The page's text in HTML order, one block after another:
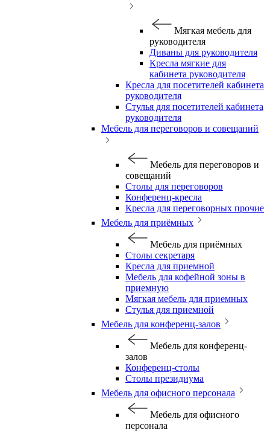
Мягкая мебель для
руководителя
Диваны для руководителя
Кресла мягкие для
кабинета руководителя
Кресла для посетителей кабинета
руководителя
Стулья для посетителей кабинета
руководителя
Мебель для переговоров и совещаний
Мебель для переговоров и
совещаний
Столы для переговоров
Конференц-кресла
Кресла для переговорных прочие
Мебель для приёмных
Мебель для приёмных
Столы секретаря
Кресла для приемной
Мебель для кофейной зоны в
приемную
Мягкая мебель для приемных
Стулья для приемной
Мебель для конференц-залов
Мебель для конференц-
залов
Конференц-столы
Столы президиума
Мебель для офисного персонала
Мебель для офисного
персонала